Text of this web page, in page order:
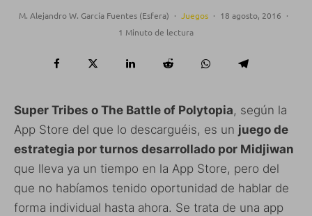
M. Alejandro W. García Fuentes (Esfera) · Juegos · 18 agosto, 2016 ·
1 Minuto de lectura
Super Tribes o The Battle of Polytopia, según la
App Store del que lo descarguéis, es un juego de
estrategia por turnos desarrollado por Midjiwan
que lleva ya un tiempo en la App Store, pero del
que no habíamos tenido oportunidad de hablar de
forma individual hasta ahora. Se trata de una app